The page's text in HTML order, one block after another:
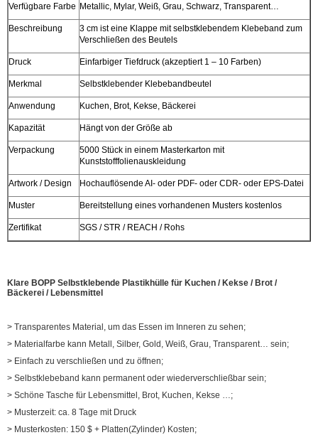
Verfügbare Farbe Metallic, Mylar, Weiß, Grau, Schwarz, Transparent…
Beschreibung
3 cm ist eine Klappe mit selbstklebendem Klebeband zum
Verschließen des Beutels
Druck Einfarbiger Tiefdruck (akzeptiert 1 – 10 Farben)
Merkmal Selbstklebender Klebebandbeutel
Anwendung Kuchen, Brot, Kekse, Bäckerei
Kapazität Hängt von der Größe ab
Verpackung
5000 Stück in einem Masterkarton mit
Kunststofffolienauskleidung
Artwork / Design Hochauflösende AI- oder PDF- oder CDR- oder EPS-Datei
Muster Bereitstellung eines vorhandenen Musters kostenlos
Zertifikat SGS / STR / REACH / Rohs
Klare BOPP Selbstklebende Plastikhülle für Kuchen / Kekse / Brot /
Bäckerei / Lebensmittel
> Transparentes Material, um das Essen im Inneren zu sehen;
> Materialfarbe kann Metall, Silber, Gold, Weiß, Grau, Transparent… sein;
> Einfach zu verschließen und zu öffnen;
> Selbstklebeband kann permanent oder wiederverschließbar sein;
> Schöne Tasche für Lebensmittel, Brot, Kuchen, Kekse …;
> Musterzeit: ca. 8 Tage mit Druck
> Musterkosten: 150 $ + Platten(Zylinder) Kosten;